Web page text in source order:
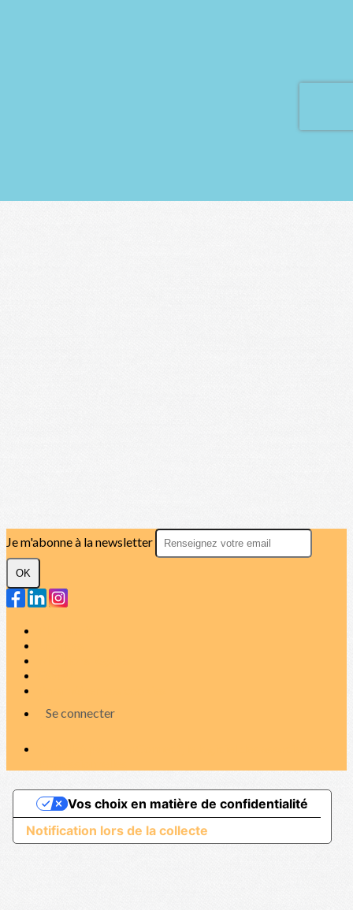
Je m'abonne à la newsletter
OK
Se connecter
Notification lors de la collecte
Vos choix en matière de confidentialité